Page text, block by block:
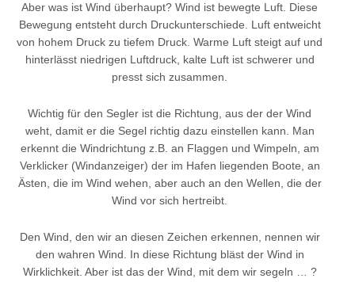
Aber was ist Wind überhaupt? Wind ist bewegte Luft. Diese
Bewegung entsteht durch Druckunterschiede. Luft entweicht
von hohem Druck zu tiefem Druck. Warme Luft steigt auf und
hinterlässt niedrigen Luftdruck, kalte Luft ist schwerer und
presst sich zusammen.
Wichtig für den Segler ist die Richtung, aus der der Wind
weht, damit er die Segel richtig dazu einstellen kann. Man
erkennt die Windrichtung z.B. an Flaggen und Wimpeln, am
Verklicker (Windanzeiger) der im Hafen liegenden Boote, an
Ästen, die im Wind wehen, aber auch an den Wellen, die der
Wind vor sich hertreibt.
Den Wind, den wir an diesen Zeichen erkennen, nennen wir
den wahren Wind. In diese Richtung bläst der Wind in
Wirklichkeit. Aber ist das der Wind, mit dem wir segeln … ?